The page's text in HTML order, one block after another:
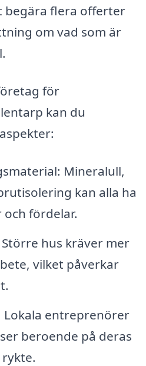
begära flera offerter
om vad som är
för
kan du
Mineralull,
kan alla ha
fördelar.
hus kräver mer
vilket påverkar
Lokala entreprenörer
beroende på deras